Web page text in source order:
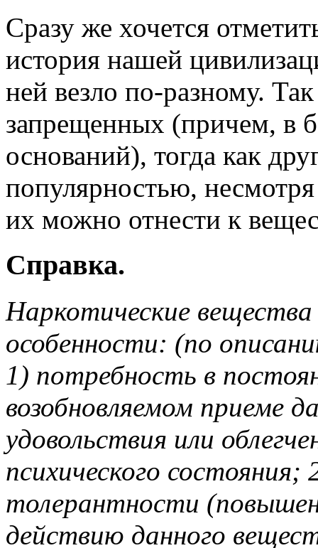
Сразу же хочется
история нашей
ней везло по-разному.
запрещенных (причем, в
оснований), тогда как
популярностью,
их можно отнести к
Справка.
Наркотические
особенности: (по
1) потребность в
возобновляемом приеме
удовольствия или
психического состояния;
толерантности
действию данного